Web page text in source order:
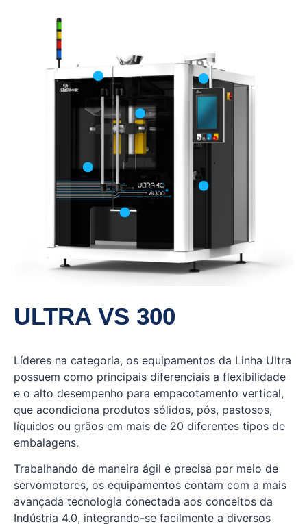
ULTRA VS 300
Líderes na categoria, os equipamentos da Linha Ultra
possuem como principais diferenciais a flexibilidade
e o alto desempenho para empacotamento vertical,
que acondiciona produtos sólidos, pós, pastosos,
líquidos ou grãos em mais de 20 diferentes tipos de
embalagens.
Trabalhando de maneira ágil e precisa por meio de
servomotores, os equipamentos contam com a mais
avançada tecnologia conectada aos conceitos da
Indústria 4.0, integrando-se facilmente a diversos
Fácil integração
com equipamentos
para embalamento
secundário
Segurança na
operação (Partes
móveis enclausuradas)
Versatilidade de
formatos e acessórios
Ideal para embalagens de
grande volume
Rápido setup e troca de
Conectividade via tablet